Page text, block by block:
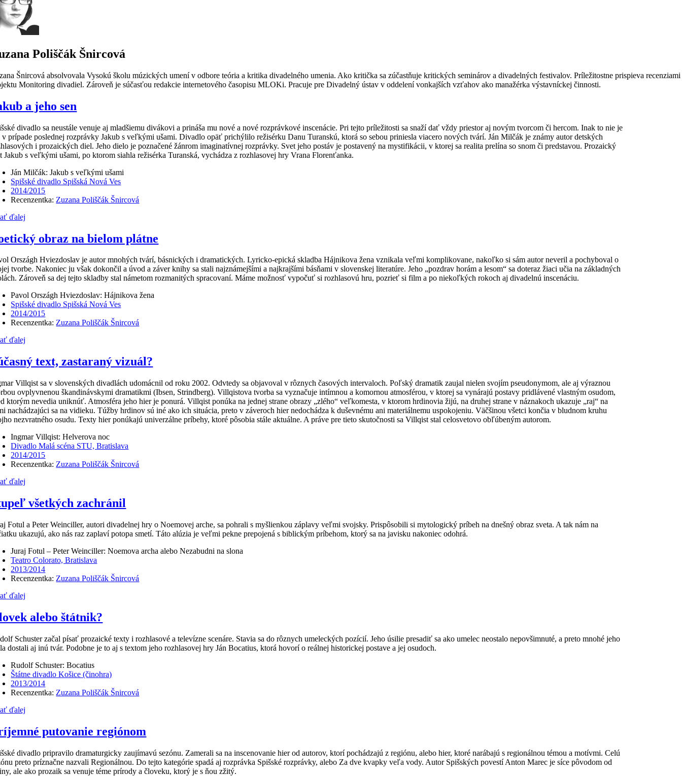
Poliščák Šnircová
Šnircová absolvovala Vysokú školu múzických umení v odbore teória a kritika divadelného umenia. Ako kritička sa zúčastňuje kritických seminárov a divadelných festivalov. Príležitostne prispieva
Monitoring divadiel. Zároveň je súčasťou redakcie internetového časopisu MLOKi. Pracuje pre Divadelný ústav v oddelení vonkajších vzťahov ako manažérka výstavníckej činnosti.
a jeho sen
divadlo sa neustále venuje aj mladšiemu divákovi a prináša mu nové a nové rozprávkové inscenácie. Pri tejto príležitosti sa snaží dať vždy priestor aj novým tvorcom či hercom. Inak to nie je
v prípade poslednej rozprávky Jakub s veľkými ušami. Divadlo opäť prichýlilo režisérku Danu Turanskú, ktorá so sebou priniesla viacero nových tvárí. Ján Milčák je známy autor detských
i prozaických diel. Jeho dielo je poznačené žánrom imaginatívnej rozprávky. Svet jeho postáv je postavený na mystifikácii, v ktorej sa realita prelína so snom či predstavou. Prozaický
Jakub s veľkými ušami, po ktorom siahla režisérka Turanská, vychádza z rozhlasovej hry Vrana Florenťanka.
Ján Milčák: Jakub s veľkými ušami
Spišské divadlo Spišská Nová Ves
2014/2015
Recenzentka: Zuzana Poliščák Šnircová
ďalej
obraz na bielom plátne
Országh Hviezdoslav je autor mnohých tvárí, básnických i dramatických. Lyricko-epická skladba Hájnikova žena vznikala veľmi komplikovane, nakoľko si sám autor neveril a pochyboval o
tvorbe. Nakoniec ju však dokončil a úvod a záver knihy sa stali najznámejšími a najkrajšími básňami v slovenskej literatúre. Jeho „pozdrav horám a lesom“ sa doteraz žiaci učia na základných
Zároveň sa dej tejto skladby stal námetom rozmanitých spracovaní. Máme možnosť vypočuť si rozhlasovú hru, pozrieť si film a po niekoľkých rokoch aj divadelnú inscenáciu.
Pavol Országh Hviezdoslav: Hájnikova žena
Spišské divadlo Spišská Nová Ves
2014/2015
Recenzentka:Zuzana Poliščák Šnircová
ďalej
text, zastaraný vizuál?
Villqist sa v slovenských divadlách udomácnil od roku 2002. Odvtedy sa objavoval v rôznych časových intervaloch. Poľský dramatik zaujal nielen svojím pseudonymom, ale aj výraznou
ovplyvnenou škandinávskymi dramatikmi (Ibsen, Strindberg). Villqistova tvorba sa vyznačuje intímnou a komornou atmosférou, v ktorej sa vynárajú postavy pridlávené vlastným osudom,
ktorým nevedia uniknúť. Atmosféra jeho hier je ponurá. Villqist ponúka na jednej strane obrazy „zlého“ veľkomesta, v ktorom hrdinovia žijú, na druhej strane v náznakoch ukazuje „raj“ na
nachádzajúci sa na vidieku. Túžby hrdinov sú iné ako ich situácia, preto v záveroch hier nedochádza k duševnému ani materiálnemu uspokojeniu. Väčšinou všetci končia v bludnom kruhu
nezvratného osudu. Texty hier ponúkajú univerzálne príbehy, ktoré pôsobia stále aktuálne. A práve pre tieto skutočnosti sa Villqist stal celosvetovo obľúbeným autorom.
Ingmar Villqist: Helverova noc
Divadlo Malá scéna STU, Bratislava
2014/2015
Recenzentka: Zuzana Poliščák Šnircová
ďalej
všetkých zachránil
Fotul a Peter Weinciller, autori divadelnej hry o Noemovej arche, sa pohrali s myšlienkou záplavy veľmi svojsky. Prispôsobili si mytologický príbeh na dnešný obraz sveta. A tak nám na
ukazujú, ako nás raz zaplaví potopa smetí. Táto alúzia je veľmi pekne prepojená s biblickým príbehom, ktorý sa na javisku nakoniec odohrá.
Juraj Fotul – Peter Weinciller: Noemova archa alebo Nezabudni na slona
Teatro Colorato, Bratislava
2013/2014
Recenzentka: Zuzana Poliščák Šnircová
ďalej
alebo štátnik?
Schuster začal písať prozaické texty i rozhlasové a televízne scenáre. Stavia sa do rôznych umeleckých pozícií. Jeho úsilie presadiť sa ako umelec neostalo nepovšimnuté, a preto mnohé jeho
dostali aj inú tvár. Podobne je to aj s textom jeho rozhlasovej hry Ján Bocatius, ktorá hovorí o reálnej historickej postave a jej osudoch.
Rudolf Schuster: Bocatius
Štátne divadlo Košice (činohra)
2013/2014
Recenzentka: Zuzana Poliščák Šnircová
ďalej
putovanie regiónom
divadlo pripravilo dramaturgicky zaujímavú sezónu. Zamerali sa na inscenovanie hier od autorov, ktorí pochádzajú z regiónu, alebo hier, ktoré narábajú s regionálnou témou a motívmi. Celú
preto príznačne nazvali Regionálnou. Do tejto kategórie spadá aj rozprávka Spišské rozprávky, alebo Za dve kvapky veľa vody. Autor Spišských povestí Anton Marec je síce pôvodom od
ale ako prozaik sa venuje téme prírody a človeku, ktorý je s ňou zžitý.